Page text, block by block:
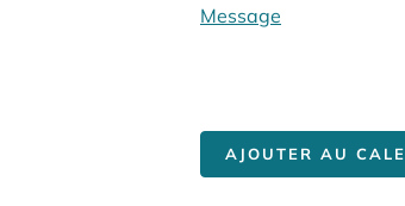
Message
AJOUTER AU